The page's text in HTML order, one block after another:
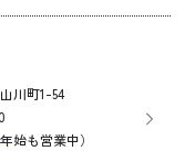
川町1-54
始も営業中）